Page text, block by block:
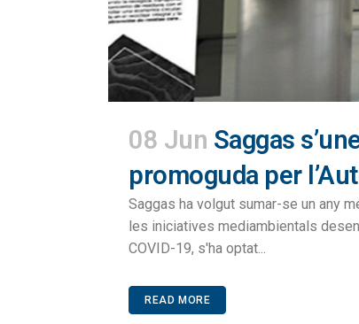
08 Jun Saggas
promoguda per
Saggas ha volgut sumar-se un any
les iniciatives mediambientals
COVID-19, s'ha optat...
READ MORE